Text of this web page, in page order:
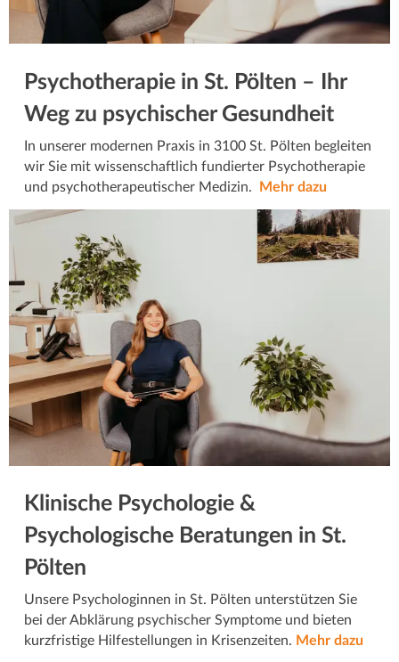
Psychotherapie in St. Pölten – Ihr
Weg zu psychischer Gesundheit
In unserer modernen Praxis in 3100 St. Pölten begleiten
wir Sie mit wissenschaftlich fundierter Psychotherapie
und psychotherapeutischer Medizin.
Mehr dazu
Klinische Psychologie &
Psychologische Beratungen in St.
Pölten
Unsere Psychologinnen in St. Pölten unterstützen Sie
bei der Abklärung psychischer Symptome und bieten
kurzfristige Hilfestellungen in Krisenzeiten. Mehr dazu